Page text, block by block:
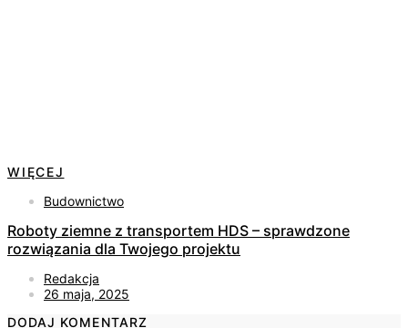
WIĘCEJ
Budownictwo
Roboty ziemne z transportem HDS – sprawdzone
rozwiązania dla Twojego projektu
Redakcja
26 maja, 2025
DODAJ KOMENTARZ